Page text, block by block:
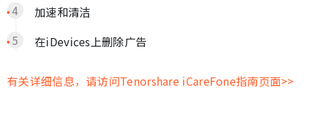
加速和清洁
在iDevices上删除广告
有关详细信息，请访问Tenorshare iCareFone指南页面>>